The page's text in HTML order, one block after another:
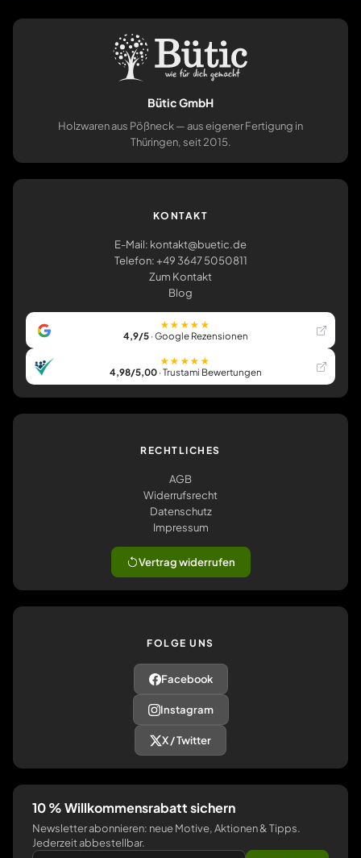
Bütic GmbH
Holzwaren aus Pößneck — aus eigener Fertigung in
Thüringen, seit 2015.
KONTAKT
E-Mail: kontakt@buetic.de
Telefon: +49 3647 5050811
Zum Kontakt
Blog
★★★★★
4,9/5· Google Rezensionen
★★★★★
4,98/5,00· Trustami Bewertungen
RECHTLICHES
AGB
Widerrufsrecht
Datenschutz
Impressum
Vertrag widerrufen
FOLGE UNS
Facebook
Instagram
X / Twitter
10 % Willkommensrabatt sichern
Newsletter abonnieren: neue Motive, Aktionen & Tipps.
Jederzeit abbestellbar.